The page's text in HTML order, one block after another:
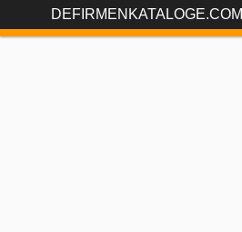
DEFIRMENKATALOGE.COM